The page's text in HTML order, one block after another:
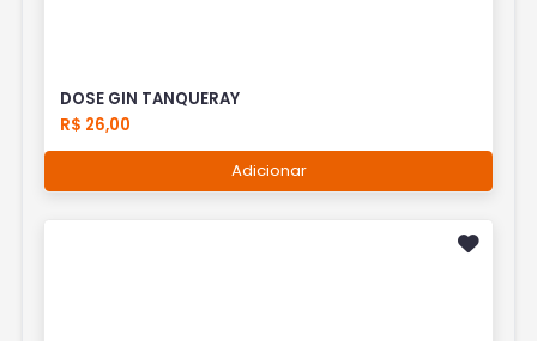
DOSE GIN TANQUERAY
R$ 26,00
Adicionar